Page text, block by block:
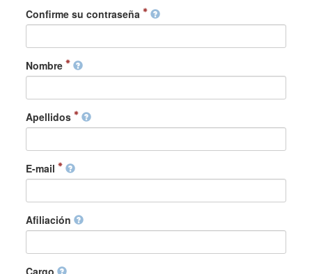
Confirme su contraseña
Nombre
Apellidos
E-mail
Afiliación
Cargo